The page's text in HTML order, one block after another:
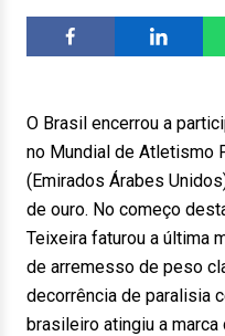
O Brasil encerrou a
no Mundial de Atletismo
(Emirados Árabes
de ouro. No começo
Teixeira faturou a última
de arremesso de peso
decorrência de paralisia
brasileiro atingiu a